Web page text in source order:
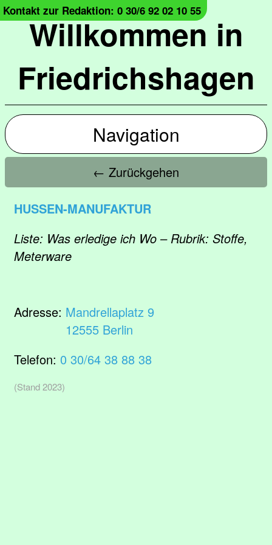
Willkommen in
Friedrichshagen
Kontakt zur Redaktion: 0 30/6 92 02 10 55
Navigation
← Zurückgehen
HUSSEN-MANUFAKTUR
Liste: Was erledige ich Wo – Rubrik: Stoffe,
Meterware
Adresse: Mandrellaplatz 9
12555 Berlin
Telefon: 0 30/64 38 88 38
(Stand 2023)